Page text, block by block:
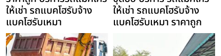
ให้เช่า รถแบคโฮรับจ้าง
แบคโฮรับเหมา
ให้เช่า รถแบคโฮรับจ้าง
แบคโฮรับเหมา ราคาถูก